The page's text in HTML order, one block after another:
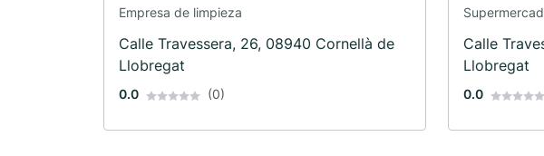
Empresa de limpieza
Calle Travessera, 26, 08940 Cornellà de
Llobregat
0.0 (0)
Calle
Llobregat
0.0